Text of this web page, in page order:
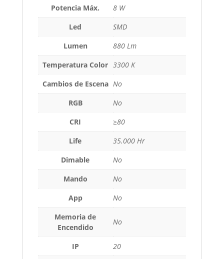
Potencia Máx.
8 W
Led
SMD
Lumen
880 Lm
Temperatura Color 3300 K
Cambios de Escena No
RGB
No
CRI
≥80
Life
35.000 Hr
Dimable
No
Mando
No
App
No
Memoria de
Encendido
No
IP
20